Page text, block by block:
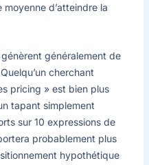
d’atteindre la
généralement de
cherchant
pricing » est bien plus
tapant simplement
sur 10 expressions de
probablement plus
hypothétique